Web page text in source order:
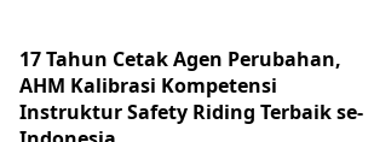
17 Tahun Cetak Agen Perubahan,
AHM Kalibrasi Kompetensi
Instruktur Safety Riding Terbaik se-